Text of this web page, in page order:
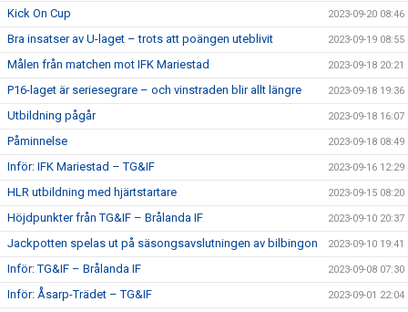
Kick On Cup 2023-09-20 08:46
Bra insatser av U-laget – trots att poängen uteblivit 2023-09-19 08:55
Målen från matchen mot IFK Mariestad 2023-09-18 20:21
P16-laget är seriesegrare – och vinstraden blir allt längre 2023-09-18 19:36
Utbildning pågår 2023-09-18 16:07
Påminnelse 2023-09-18 08:49
Inför: IFK Mariestad – TG&IF 2023-09-16 12:29
HLR utbildning med hjärtstartare 2023-09-15 08:20
Höjdpunkter från TG&IF – Brålanda IF 2023-09-10 20:37
Jackpotten spelas ut på säsongsavslutningen av bilbingon 2023-09-10 19:41
Inför: TG&IF – Brålanda IF 2023-09-08 07:30
Inför: Åsarp-Trädet – TG&IF 2023-09-01 22:04